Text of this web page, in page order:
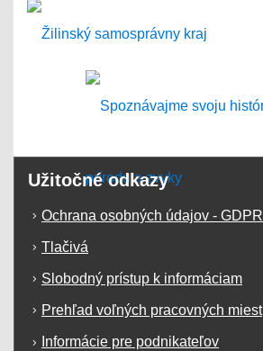
Užitočné odkazy
Ochrana osobných údajov - GDPR
Tlačivá
Slobodný prístup k informáciam
Prehľad voľných pracovných miest
Informácie pre podnikateľov